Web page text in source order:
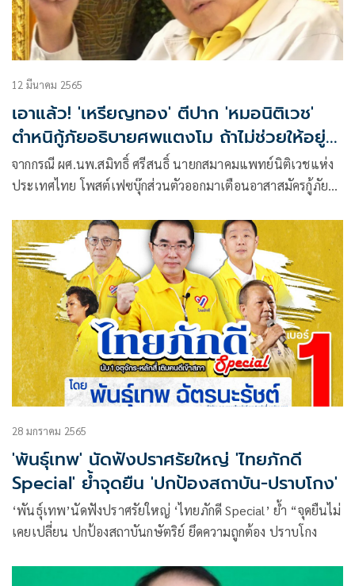
12 มีนาคม 2565
เอาแล้ว! 'เหรียญทอง' ตีปาก 'หมอนิติเวช'
ตำหนิกู้ภัยอธิบายศพแตงโม ถ้าไม่ช่วยให้อยู่
เงียบๆ
จากกรณี ผศ.นพ.สมิทธิ์ ศรีสนธิ์ นายกสมาคมแพทย์นิติเวชแห่ง
ประเทศไทย โพสต์เฟซบุ๊กส่วนตัวออกมาเตือนอาสาสมัครกู้ภัย
พร้อมกับตำหนินักข่าวสัมภาษณ์ผลการตรวจศพกับอาสากู้ภัย
28 มกราคม 2565
'พันธุ์เทพ' นัดฟังปราศรัยใหญ่ 'ไทยภักดี
Special' ย้ำจุดยืน 'ปกป้องสถาบัน-ปราบโกง'
‘พันธุ์เทพ’นัดฟังปราศรัยใหญ่ ‘ไทยภักดี Special’ ย้ำ “จุดยืนไม่
เคยเปลี่ยน ปกป้องสถาบันกษัตริย์ ยึดความถูกต้อง ปราบโกง